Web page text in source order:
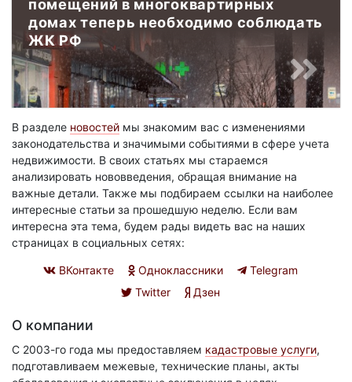
помещений в многоквартирных
домах теперь необходимо соблюдать
ЖК РФ
В разделе новостей мы знакомим вас с изменениями
законодательства и значимыми событиями в сфере учета
недвижимости. В своих статьях мы стараемся
анализировать нововведения, обращая внимание на
важные детали. Также мы подбираем ссылки на наиболее
интересные статьи за прошедшую неделю. Если вам
интересна эта тема, будем рады видеть вас на наших
страницах в социальных сетях:
ВКонтакте Одноклассники
Telegram
Twitter
Дзен
О компании
С 2003-го года мы предоставляем кадастровые услуги,
подготавливаем межевые, технические планы, акты